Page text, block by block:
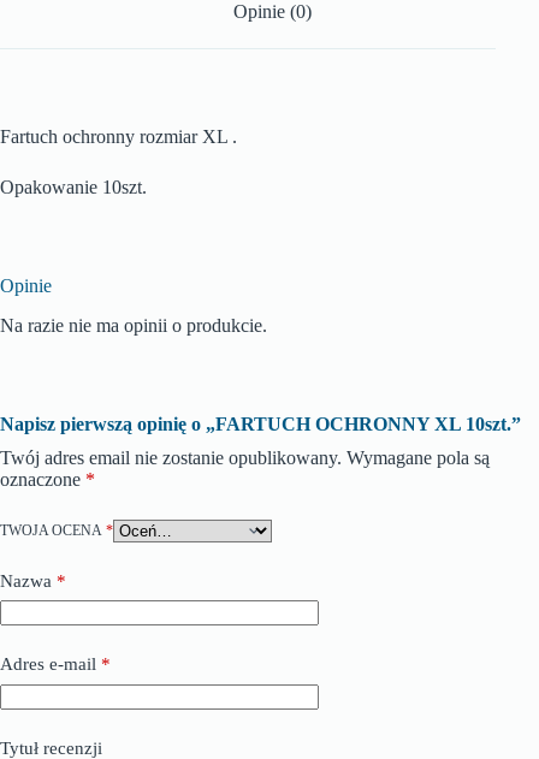
Opinie (0)
Fartuch ochronny rozmiar XL .
Opakowanie 10szt.
Opinie
Na razie nie ma opinii o produkcie.
Napisz pierwszą opinię o „FARTUCH OCHRONNY XL 10szt.”
Twój adres email nie zostanie opublikowany. Wymagane pola są
oznaczone *
TWOJA OCENA *
Nazwa *
Adres e-mail *
Tytuł recenzji